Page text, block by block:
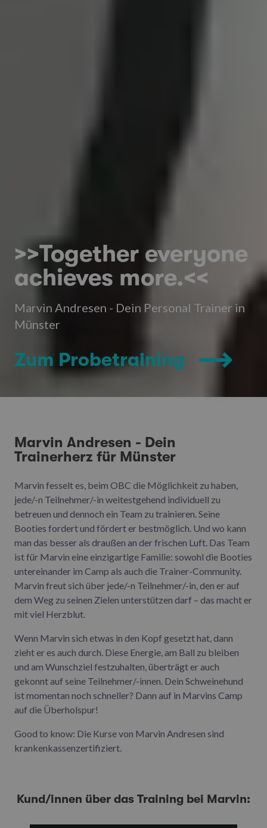
>>Together everyone
achieves more.<<
Marvin Andresen - Dein Personal Trainer in
Münster
Zum Probetraining
Marvin Andresen - Dein
Trainerherz für Münster
Marvin fesselt es, beim OBC die Möglichkeit zu haben,
jede/-n Teilnehmer/-in weitestgehend individuell zu
betreuen und dennoch ein Team zu trainieren. Seine
Booties fordert und fördert er bestmöglich. Und wo kann
man das besser als draußen an der frischen Luft. Das Team
ist für Marvin eine einzigartige Familie: sowohl die Booties
untereinander im Camp als auch die Trainer-Community.
Marvin freut sich über jede/-n Teilnehmer/-in, den er auf
dem Weg zu seinen Zielen unterstützen darf – das macht er
mit viel Herzblut.
Wenn Marvin sich etwas in den Kopf gesetzt hat, dann
zieht er es auch durch. Diese Energie, am Ball zu bleiben
und am Wunschziel festzuhalten, überträgt er auch
gekonnt auf seine Teilnehmer/-innen. Dein Schweinehund
ist momentan noch schneller? Dann auf in Marvins Camp
auf die Überholspur!
Good to know: Die Kurse von Marvin Andresen sind
krankenkassenzertifiziert.
Kund/innen über das Training bei Marvin: